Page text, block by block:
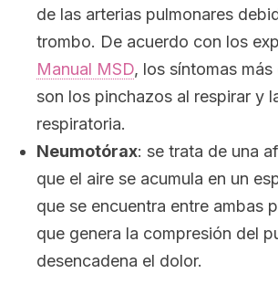
de las arterias pulmonares
trombo. De acuerdo con los
Manual MSD, los síntomas más
son los pinchazos al respirar y
respiratoria.
Neumotórax: se trata de una
que el aire se acumula en un
que se encuentra entre ambas
que genera la compresión del
desencadena el dolor.